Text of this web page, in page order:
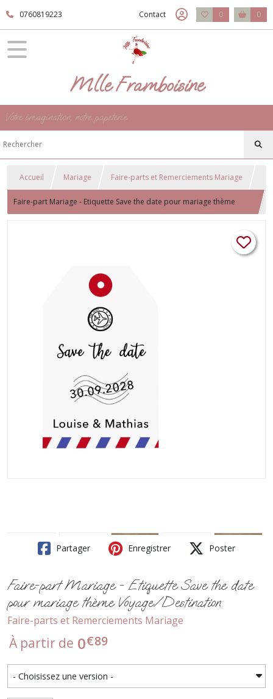
0760819223 Contact 0 0
Mlle Framboisine
Votre imagination, notre papeterie
Accueil Mariage Faire-parts et Remerciements Mariage
Faire-part Mariage - Etiquette Save the date pour mariage thème
Partager Enregistrer Poster
Faire-part Mariage - Etiquette Save the date
pour mariage thème Voyage/Destination
Faire-parts et Remerciements Mariage
À partir de 0€89